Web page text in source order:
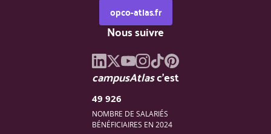
opco-atlas.fr
Nous suivre
campusAtlasc'est
49 926
NOMBRE DE SALARIÉS
BÉNÉFICIAIRES EN 2024